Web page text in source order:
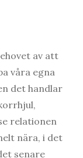
av att
våra egna
det handlar
relationen
nära, i det
senare